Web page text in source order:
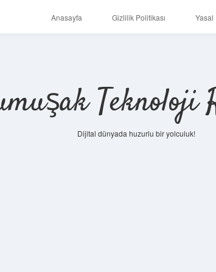
Anasayfa Gizlilik Politikası Yasal
Teknoloji
Dijital dünyada huzurlu bir yolculuk!